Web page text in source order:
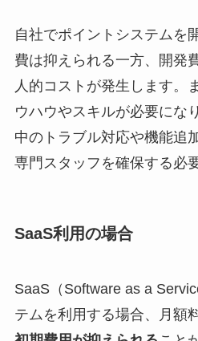
自社でポイントシステムを
費は抑えられる一方、開発
人的コストが発生します。
ウハウやスキルが必要にな
中のトラブル対応や機能追
専門スタッフを確保する必
SaaS利用の場合
SaaS（Software as a
テムを利用する場合、月額